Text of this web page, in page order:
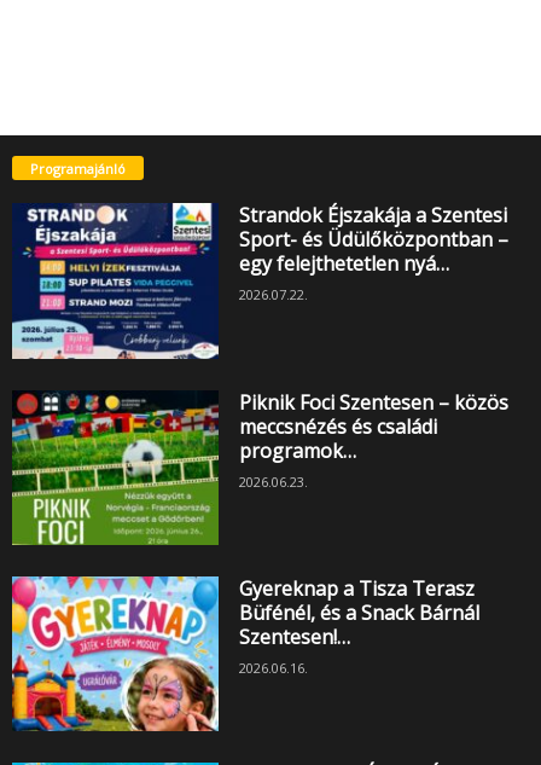
Programajánló
Strandok Éjszakája a Szentesi
Sport- és Üdülőközpontban –
egy felejthetetlen nyá…
2026.07.22.
Piknik Foci Szentesen – közös
meccsnézés és családi
programok…
2026.06.23.
Gyereknap a Tisza Terasz
Büfénél, és a Snack Bárnál
Szentesen!…
2026.06.16.